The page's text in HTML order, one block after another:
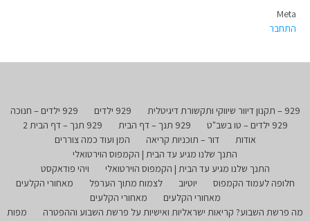
Meta
התחבר
929 – תקנון דיוור שיווקי ותקשורת דיגיטלית 929 ילדים
929 ילדים – חנוכה
929 ילדים – טו בשב"ט
929 תנך – דף הבית
929 תנך – דף הבית 2
אודות
דור – תוכניות קריאה
המן ועוד כמה צוררים
התנך שלנו מגיע עד הבית | הקמפוס הוירטואלי
התנך שלנו מגיע עד הבית | הקמפוס הוירטואלי
ויהי פודאקסט
חלופה לעמוד הקמפוס
יוטיוב לצמוח מתוך הערפל
מאחורי הקלעים
מאחורי הקלעים
מאחורי הקלעים
מה פרשת השבוע? קריאות ישראליות ואישיות על פרשת השבוע וההפטרה
מפות